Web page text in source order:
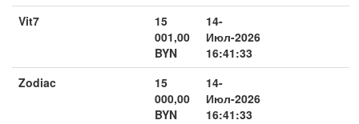
Vit7
15
001,00
BYN
14-
Июл-2026
16:41:33
Zodiac
15
000,00
BYN
14-
Июл-2026
16:41:33